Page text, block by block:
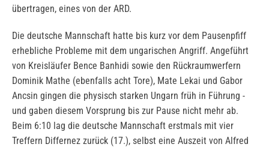
übertragen, eines von der ARD.
Die deutsche Mannschaft hatte bis kurz vor dem Pausenpfiff
erhebliche Probleme mit dem ungarischen Angriff. Angeführt
von Kreisläufer Bence Banhidi sowie den Rückraumwerfern
Dominik Mathe (ebenfalls acht Tore), Mate Lekai und Gabor
Ancsin gingen die physisch starken Ungarn früh in Führung -
und gaben diesem Vorsprung bis zur Pause nicht mehr ab.
Beim 6:10 lag die deutsche Mannschaft erstmals mit vier
Treffern Differnez zurück (17.), selbst eine Auszeit von Alfred